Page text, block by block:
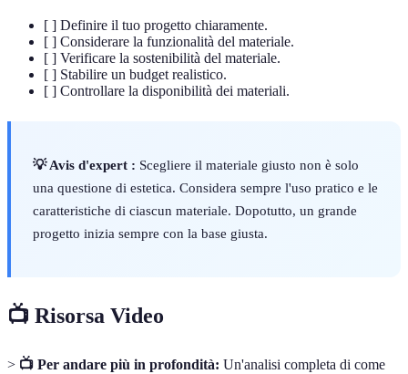
[ ] Definire il tuo progetto chiaramente.
[ ] Considerare la funzionalità del materiale.
[ ] Verificare la sostenibilità del materiale.
[ ] Stabilire un budget realistico.
[ ] Controllare la disponibilità dei materiali.
💡 Avis d'expert : Scegliere il materiale giusto non è solo
una questione di estetica. Considera sempre l'uso pratico e le
caratteristiche di ciascun materiale. Dopotutto, un grande
progetto inizia sempre con la base giusta.
📺 Risorsa Video
> 📺 Per andare più in profondità: Un'analisi completa di come